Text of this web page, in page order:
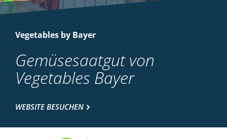
Vegetables by Bayer
Gemüsesaatgut von
Vegetables Bayer
WEBSITE BESUCHEN